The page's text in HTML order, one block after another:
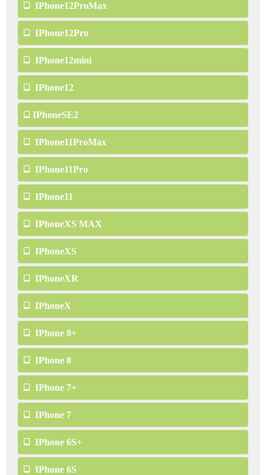
IPhone12ProMax
IPhone12Pro
IPhone12mini
IPhone12
IPhoneSE2
IPhone11ProMax
IPhone11Pro
IPhone11
IPhoneXS MAX
IPhoneXS
IPhoneXR
IPhoneX
IPhone 8+
IPhone 8
IPhone 7+
IPhone 7
IPhone 6S+
IPhone 6S